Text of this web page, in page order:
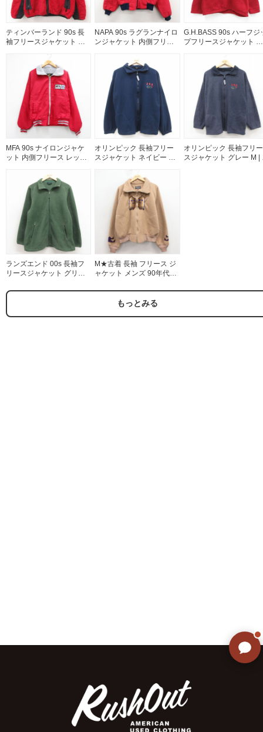
ティンバーランド 90s 長
袖フリースジャケット レ
NAPA 90s ラグランナイロ
ンジャケット 内側フリー
G.H.BASS 90s ハーフジ
プフリースジャケット レ
MFA 90s ナイロンジャケ
ット 内側フリース レッド
オリンピック 長袖フリー
スジャケット ネイビー M |
オリンピック 長袖フリー
スジャケット グレー M |
ランズエンド 00s 長袖フ
リースジャケット グリー
M★古着 長袖 フリース ジ
ャケット メンズ 90年代
ン USA製 ベージュ
26apr02もっとみる
すぐにお答えします